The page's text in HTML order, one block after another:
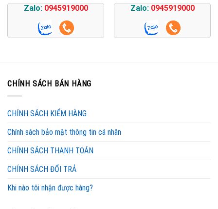
Zalo: 0945919000 Zalo: 0945919000
CHÍNH SÁCH BÁN HÀNG
CHÍNH SÁCH KIỂM HÀNG
Chính sách bảo mật thông tin cá nhân
CHÍNH SÁCH THANH TOÁN
CHÍNH SÁCH ĐỔI TRẢ
Khi nào tôi nhận được hàng?